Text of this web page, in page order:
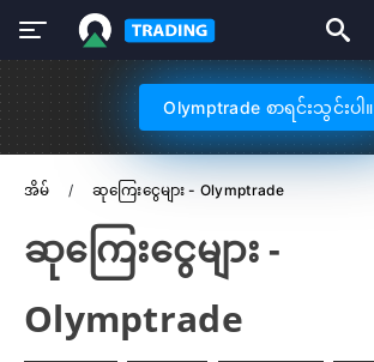
Olymptrade စာရင်းသွင်းပါ။
အိမ် ဆုကြေးငွေများ - Olymptrade
ဆုကြေးငွေများ -
Olymptrade